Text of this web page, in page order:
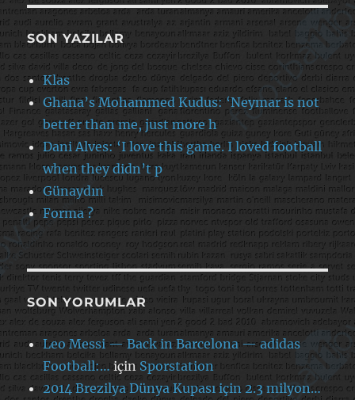
SON YAZILAR
Klas
Ghana’s Mohammed Kudus: ‘Neymar is not
better than me, just more h
Dani Alves: ‘I love this game. I loved football
when they didn’t p
Günaydın
Forma ?
SON YORUMLAR
Leo Messi — Back in Barcelona — adidas
Football:…için Sporstation
2014 Brezilya Dünya Kupası için 2.3 milyon…